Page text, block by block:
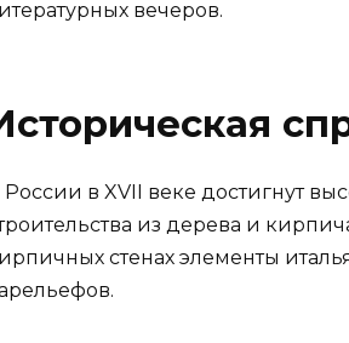
вечеров.
России в XVII веке достигнут
из дерева и
стенах элементы